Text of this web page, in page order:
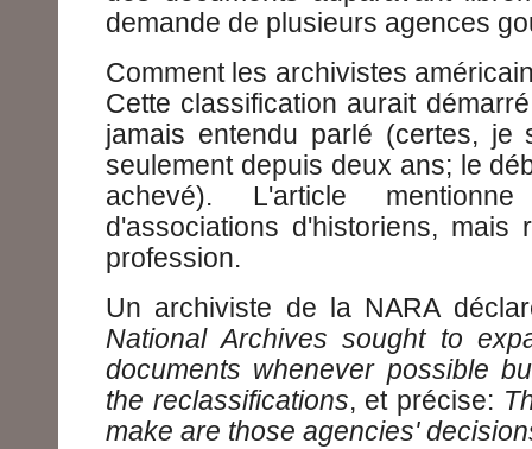
demande de plusieurs agences
Comment les archivistes
Cette classification aurait
jamais entendu parlé (certes, je
seulement depuis deux ans; le
achevé). L'article
d'associations d'historiens,
profession.
Un archiviste de la NARA
National Archives sought to
documents whenever possible
the reclassifications, et précise:
make are those agencies'